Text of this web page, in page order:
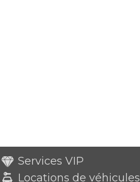
Services VIP
Locations de véhicules